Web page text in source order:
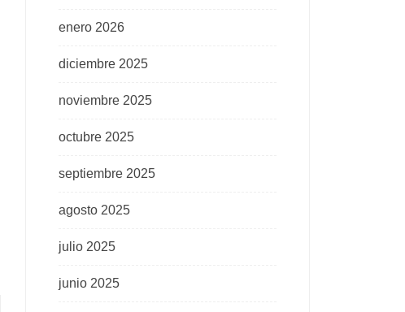
enero 2026
diciembre 2025
noviembre 2025
octubre 2025
septiembre 2025
agosto 2025
julio 2025
junio 2025